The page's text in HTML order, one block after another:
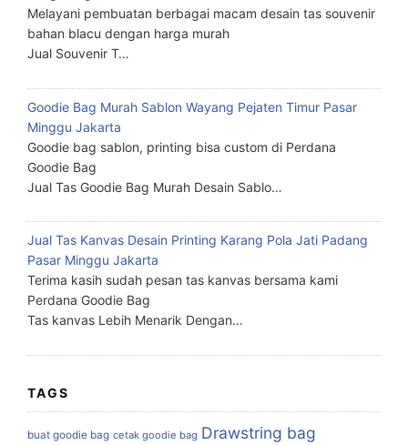
Melayani pembuatan berbagai macam desain tas souvenir
bahan blacu dengan harga murah
Jual Souvenir T…
Goodie Bag Murah Sablon Wayang Pejaten Timur Pasar
Minggu Jakarta
Goodie bag sablon, printing bisa custom di Perdana
Goodie Bag
Jual Tas Goodie Bag Murah Desain Sablo…
Jual Tas Kanvas Desain Printing Karang Pola Jati Padang
Pasar Minggu Jakarta
Terima kasih sudah pesan tas kanvas bersama kami
Perdana Goodie Bag
Tas kanvas Lebih Menarik Dengan…
TAGS
buat goodie bag cetak goodie bag Drawstring bag